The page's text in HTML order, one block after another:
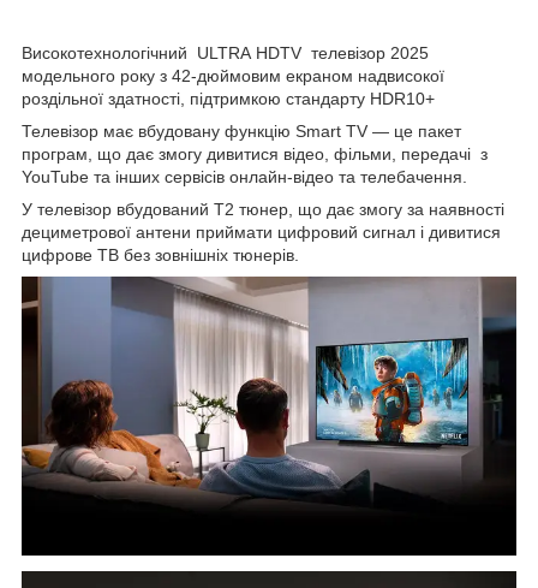
Високотехнологічний ULTRA HDTV телевізор 2025
модельного року з 42-дюймовим екраном надвисокої
роздільної здатності, підтримкою стандарту HDR10+
Телевізор має вбудовану функцію Smart TV — це пакет
програм, що дає змогу дивитися відео, фільми, передачі з
YouTube та інших сервісів онлайн-відео та телебачення.
У телевізор вбудований Т2 тюнер, що дає змогу за наявності
дециметрової антени приймати цифровий сигнал і дивитися
цифрове ТВ без зовнішніх тюнерів.